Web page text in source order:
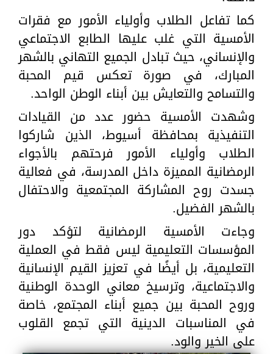
كما تفاعل الطلاب وأولياء الأمور مع فقرات
الأمسية التي غلب عليها الطابع الاجتماعي
والإنساني، حيث تبادل الجميع التهاني بالشهر
المبارك، في صورة تعكس قيم المحبة
والتسامح والتعايش بين أبناء الوطن الواحد.
وشهدت الأمسية حضور عدد من القيادات
التنفيذية بمحافظة أسيوط، الذين شاركوا
الطلاب وأولياء الأمور فرحتهم بالأجواء
الرمضانية المميزة داخل المدرسة، في فعالية
جسدت روح المشاركة المجتمعية والاحتفال
بالشهر الفضيل.
وجاءت الأمسية الرمضانية لتؤكد دور
المؤسسات التعليمية ليس فقط في العملية
التعليمية، بل أيضًا في تعزيز القيم الإنسانية
والاجتماعية، وترسيخ معاني الوحدة الوطنية
وروح المحبة بين جميع أبناء المجتمع، خاصة
في المناسبات الدينية التي تجمع القلوب
على الخير والود.